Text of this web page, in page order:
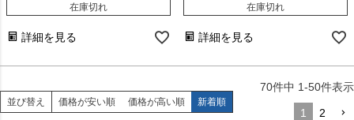
在庫切れ
詳細を見る
在庫切れ
詳細を見る
並び替え 価格が安い順 価格が高い順 新着順
70件中 1-50件表示
1 2